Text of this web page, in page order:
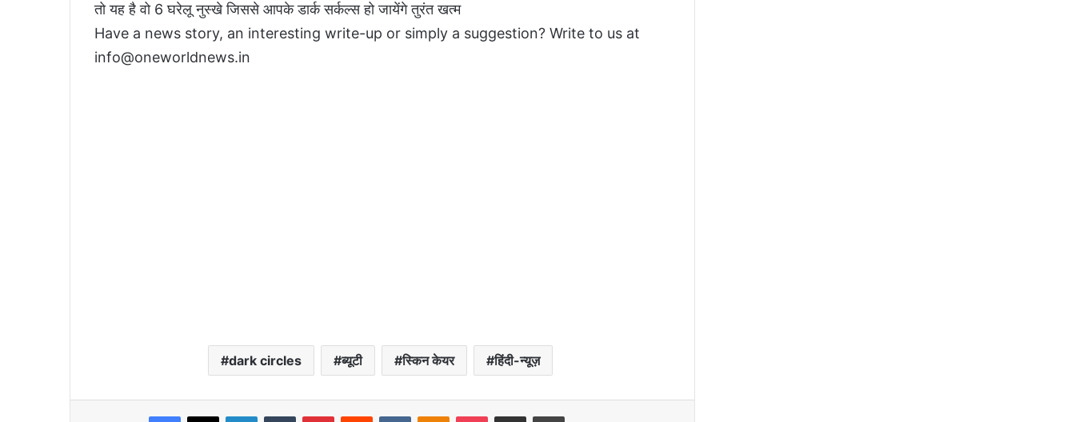
तो यह है वो 6 घरेलू नुस्खे जिससे आपके डार्क सर्कल्स हो जायेंगे तुरंत खत्म
Have a news story, an interesting write-up or simply a suggestion? Write to us at
info@oneworldnews.in
dark circles ब्यूटी स्किन केयर हिंदी-न्यूज़